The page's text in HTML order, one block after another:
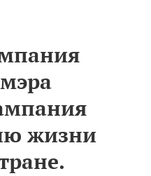
жизни